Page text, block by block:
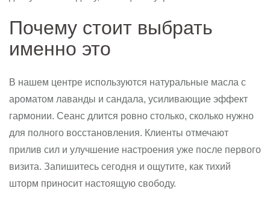
Почему стоит выбрать
именно это
В нашем центре используются натуральные масла с
ароматом лаванды и сандала, усиливающие эффект
гармонии. Сеанс длится ровно столько, сколько нужно
для полного восстановления. Клиенты отмечают
прилив сил и улучшение настроения уже после первого
визита. Запишитесь сегодня и ощутите, как тихий
шторм приносит настоящую свободу.